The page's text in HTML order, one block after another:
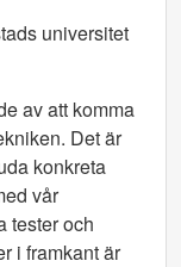
universitet
av att komma
Det är
konkreta
vår
tester och
i framkant är